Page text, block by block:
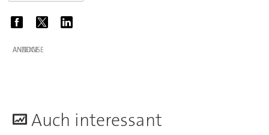
ANZEIGE
Auch interessant